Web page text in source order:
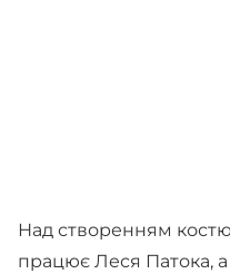
Над створенням
працює Леся Патока,